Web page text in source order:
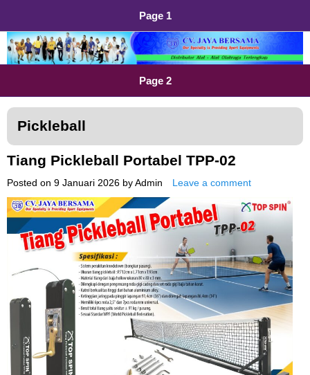
Page 1
Distributor Alat Olahraga
Jual Alat Olahraga Murah, Lengkap dan Berkualitas
Page 2
Pickleball
Tiang Pickleball Portabel TPP-02
Posted on 9 Januari 2026 by Admin Leave a comment